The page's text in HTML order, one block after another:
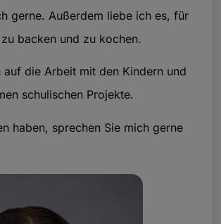
gerne. Außerdem liebe ich es, für
backen und zu kochen.
auf die Arbeit mit den Kindern und
schulischen Projekte.
haben, sprechen Sie mich gerne